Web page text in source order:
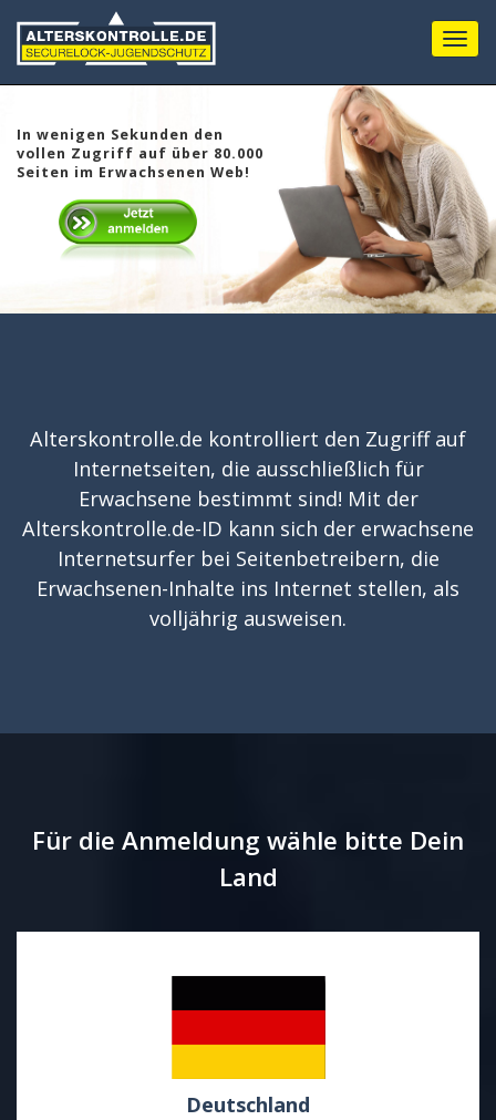
Menu
In wenigen Sekunden den
vollen Zugriff auf über 80.000
Seiten im Erwachsenen Web!
Alterskontrolle.de kontrolliert den Zugriff auf
Internetseiten, die ausschließlich für
Erwachsene bestimmt sind! Mit der
Alterskontrolle.de-ID kann sich der erwachsene
Internetsurfer bei Seitenbetreibern, die
Erwachsenen-Inhalte ins Internet stellen, als
volljährig ausweisen.
Für die Anmeldung wähle bitte Dein
Land
Deutschland